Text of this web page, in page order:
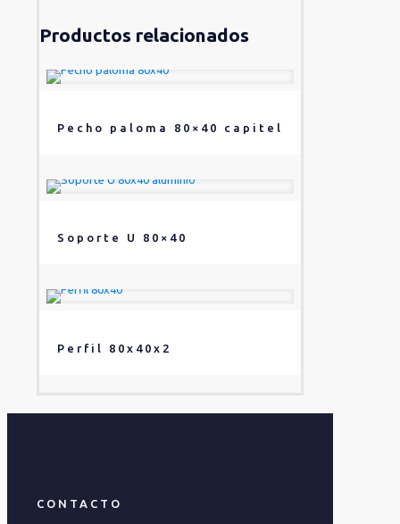
Productos relacionados
Pecho paloma 80×40 capitel
Soporte U 80×40
Perfil 80x40x2
CONTACTO